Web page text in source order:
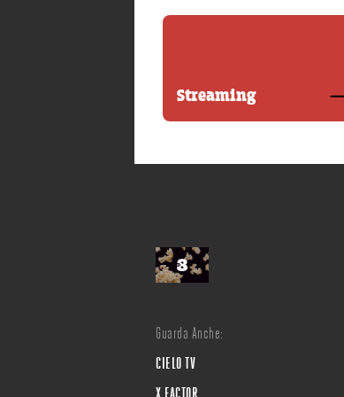
Streaming
Guarda Anche:
CIELO TV
X FACTOR